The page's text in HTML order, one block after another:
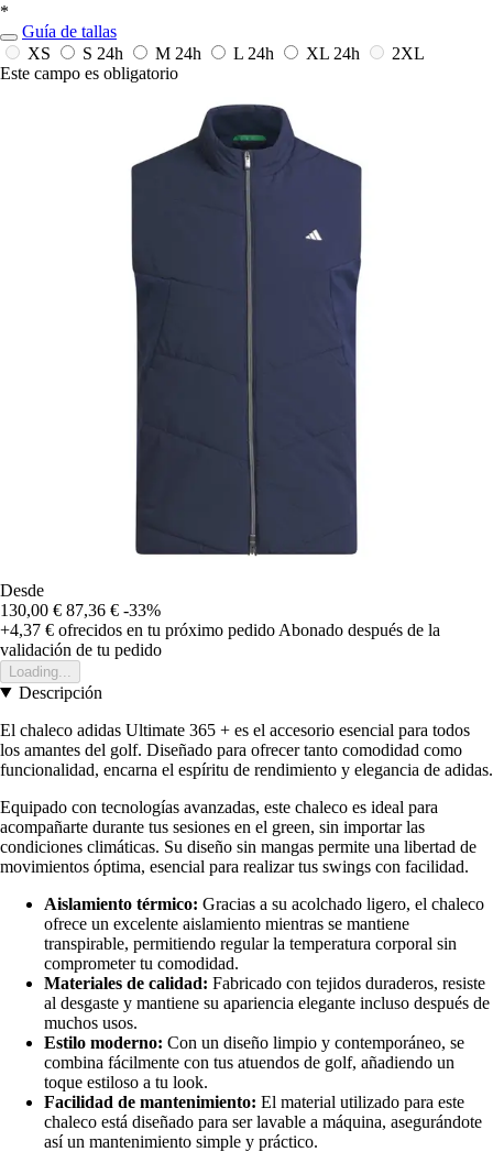
*
Guía de tallas
XS
S 24h M 24h L 24h XL 24h
2XL
Este campo es obligatorio
Desde
130,00 € 87,36 € -33%
+4,37 € ofrecidos en tu próximo pedido Abonado después de la
validación de tu pedido
Loading...
Descripción
El chaleco adidas Ultimate 365 + es el accesorio esencial para todos
los amantes del golf. Diseñado para ofrecer tanto comodidad como
funcionalidad, encarna el espíritu de rendimiento y elegancia de adidas.
Equipado con tecnologías avanzadas, este chaleco es ideal para
acompañarte durante tus sesiones en el green, sin importar las
condiciones climáticas. Su diseño sin mangas permite una libertad de
movimientos óptima, esencial para realizar tus swings con facilidad.
Aislamiento térmico: Gracias a su acolchado ligero, el chaleco
ofrece un excelente aislamiento mientras se mantiene
transpirable, permitiendo regular la temperatura corporal sin
comprometer tu comodidad.
Materiales de calidad: Fabricado con tejidos duraderos, resiste
al desgaste y mantiene su apariencia elegante incluso después de
muchos usos.
Estilo moderno: Con un diseño limpio y contemporáneo, se
combina fácilmente con tus atuendos de golf, añadiendo un
toque estiloso a tu look.
Facilidad de mantenimiento: El material utilizado para este
chaleco está diseñado para ser lavable a máquina, asegurándote
así un mantenimiento simple y práctico.